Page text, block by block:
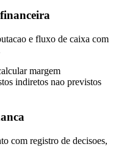
e fluxo de caixa com
margem
indiretos nao previstos
com registro de decisoes,